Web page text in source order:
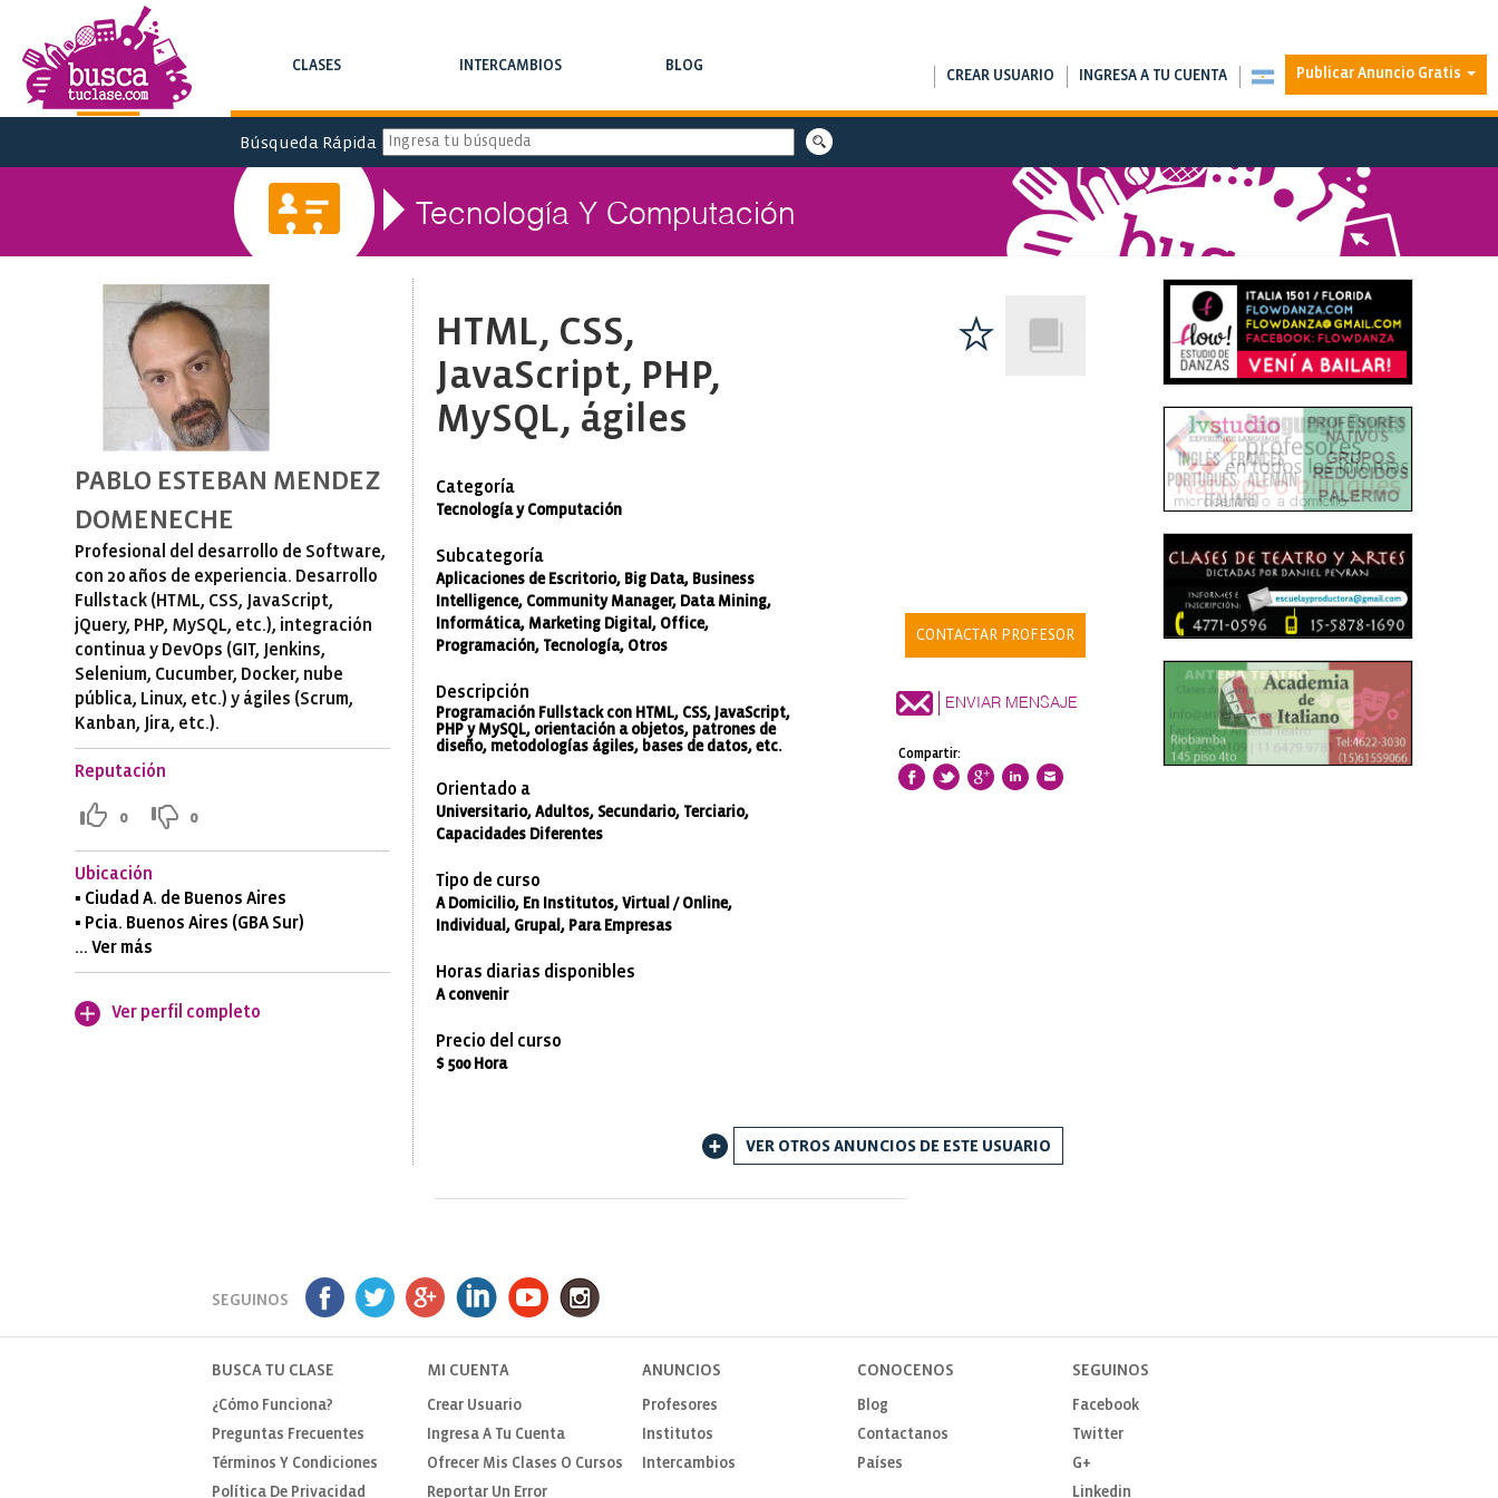
CLASES INTERCAMBIOS BLOG
Publicar Anuncio Gratis
CREAR USUARIO INGRESA A TU CUENTA
Búsqueda Rápida
Tecnología Y Computación
PABLO ESTEBAN MENDEZ
DOMENECHE
Profesional del desarrollo de Software,
con 20 años de experiencia. Desarrollo
Fullstack (HTML, CSS, JavaScript,
jQuery, PHP, MySQL, etc.), integración
continua y DevOps (GIT, Jenkins,
Selenium, Cucumber, Docker, nube
pública, Linux, etc.) y ágiles (Scrum,
Kanban, Jira, etc.).
Reputación
0 0
Ubicación
▪ Ciudad A. de Buenos Aires
▪ Pcia. Buenos Aires (GBA Sur)
... Ver más
Ver perfil completo
CONTACTAR PROFESOR
ENVIAR MENSAJE
Compartir:
HTML, CSS,
JavaScript, PHP,
MySQL, ágiles
Categoría
Tecnología y Computación
Subcategoría
Aplicaciones de Escritorio, Big Data, Business
Intelligence, Community Manager, Data Mining,
Informática, Marketing Digital, Office,
Programación, Tecnología, Otros
Descripción
Programación Fullstack con HTML, CSS, JavaScript,
PHP y MySQL, orientación a objetos, patrones de
diseño, metodologías ágiles, bases de datos, etc.
Orientado a
Universitario, Adultos, Secundario, Terciario,
Capacidades Diferentes
Tipo de curso
A Domicilio, En Institutos, Virtual / Online,
Individual, Grupal, Para Empresas
Horas diarias disponibles
A convenir
Precio del curso
$ 500 Hora
VER OTROS ANUNCIOS DE ESTE USUARIO
SEGUINOS
BUSCA TU CLASE
¿Cómo Funciona?
Preguntas Frecuentes
Términos Y Condiciones
Política De Privacidad
MI CUENTA
Crear Usuario
Ingresa A Tu Cuenta
Ofrecer Mis Clases O Cursos
Reportar Un Error
ANUNCIOS
Profesores
Institutos
Intercambios
CONOCENOS
Blog
Contactanos
Países
SEGUINOS
Facebook
Twitter
G+
Linkedin